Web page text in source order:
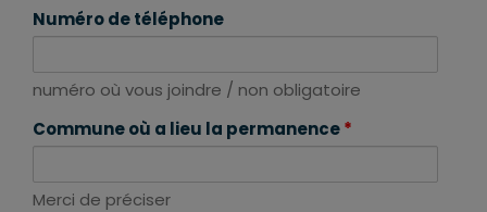
Numéro de téléphone
numéro où vous joindre / non obligatoire
Commune où a lieu la permanence*
Merci de préciser